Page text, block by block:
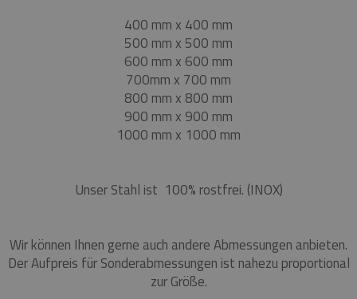
400 mm x 400 mm
500 mm x 500 mm
600 mm x 600 mm
700mm x 700 mm
800 mm x 800 mm
900 mm x 900 mm
1000 mm x 1000 mm
Unser Stahl ist 100% rostfrei. (INOX)
Wir können Ihnen gerne auch andere Abmessungen anbieten.
Der Aufpreis für Sonderabmessungen ist nahezu proportional
zur Größe.